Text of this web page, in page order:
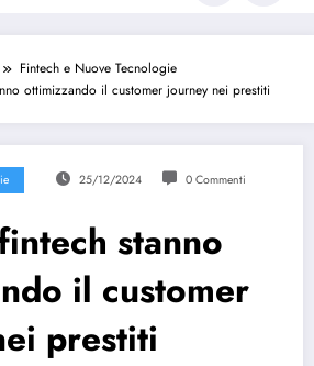
Fintech e Nuove Tecnologie
ottimizzando il customer journey nei prestiti
25/12/2024 0 Commenti
stanno
il customer
prestiti